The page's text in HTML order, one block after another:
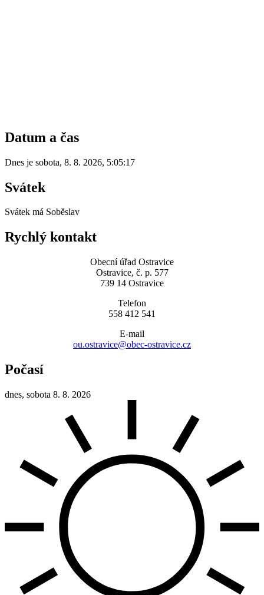
Datum a čas
Dnes je sobota, 8. 8. 2026, 5:05:17
Svátek
Svátek má Soběslav
Rychlý kontakt
Obecní úřad Ostravice
Ostravice, č. p. 577
739 14 Ostravice
Telefon
558 412 541
E-mail
ou.ostravice@obec-ostravice.cz
Počasí
dnes, sobota 8. 8. 2026